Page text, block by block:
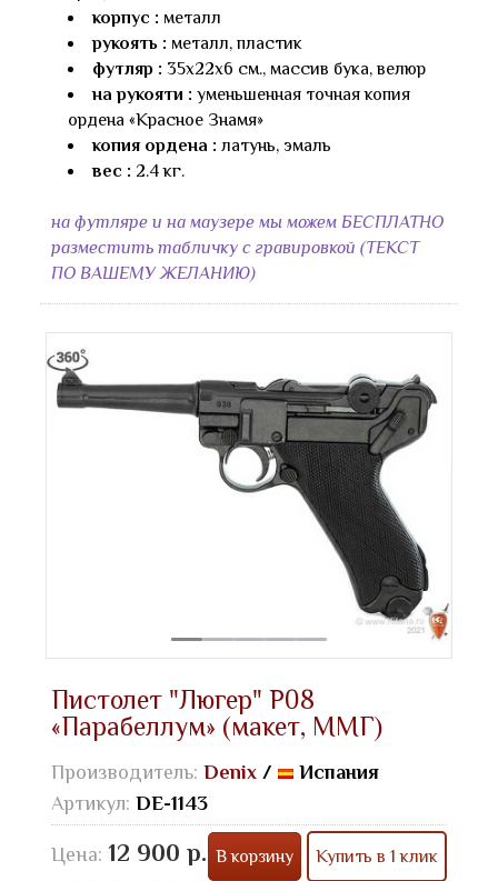
корпус : металл
рукоять : металл, пластик
футляр : 35x22х6 см., массив бука, велюр
на рукояти : уменьшенная точная копия
ордена «Красное Знамя»
копия ордена : латунь, эмаль
вес : 2.4 кг.
на футляре и на маузере мы можем БЕСПЛАТНО
разместить табличку с гравировкой (ТЕКСТ
ПО ВАШЕМУ ЖЕЛАНИЮ)
Пистолет "Люгер" P08
«Парабеллум» (макет, ММГ)
Производитель: Denix /
Испания
Артикул: DE-1143
Цена: 12 900 р. В корзину Купить в 1 клик